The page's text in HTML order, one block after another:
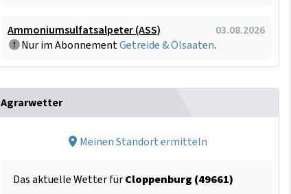
Ammoniumsulfatsalpeter (ASS)
03.08.2026
Nur im AbonnementGetreide & Ölsaaten.
Agrarwetter
Meinen Standort ermitteln
Das aktuelle Wetter fürCloppenburg (49661)